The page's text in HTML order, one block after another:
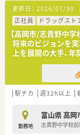
【法人特徴につ
■北陸最大手の
通や調達におい
■富山県の呉西
したアットホー
■門前クリニッ
り、非常に良好
更新日： 2026/07/30
正社員
ドラッグスト
【高岡市/志貴野中
将来のビジョンを
上を展開の大手、
駅チカ 週32h以上
勤務地
富山県 高岡
志貴野中学校